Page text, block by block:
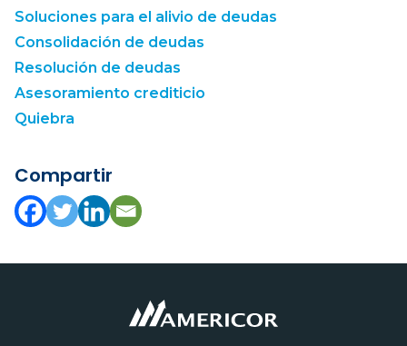
Soluciones para el alivio de deudas
Consolidación de deudas
Resolución de deudas
Asesoramiento crediticio
Quiebra
Compartir